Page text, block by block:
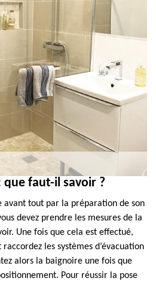
que faut-il savoir ?
avant tout par la préparation de son
devez prendre les mesures de la
Une fois que cela est effectué,
les systèmes d’évacuation
alors la baignoire une fois que
Pour réussir la pose